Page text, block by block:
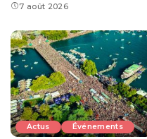
7 août 2026
Actus Événements